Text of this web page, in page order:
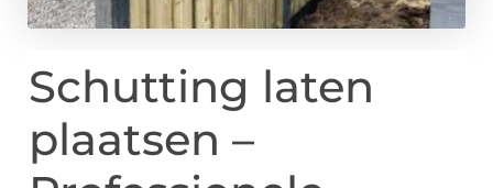
Schutting laten
plaatsen –